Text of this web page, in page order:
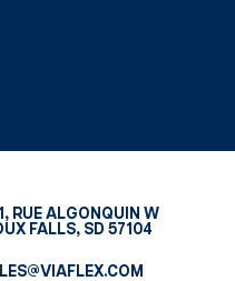
RUE ALGONQUIN W
FALLS, SD 57104